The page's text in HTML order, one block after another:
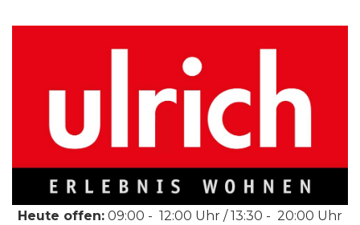
Heute offen: 09:00 - 12:00 Uhr /13:30 - 20:00 Uhr